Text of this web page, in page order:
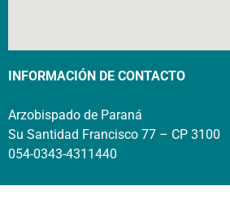
INFORMACIÓN DE CONTACTO
Arzobispado de Paraná
Su Santidad Francisco 77 – CP 3100
054-0343-4311440